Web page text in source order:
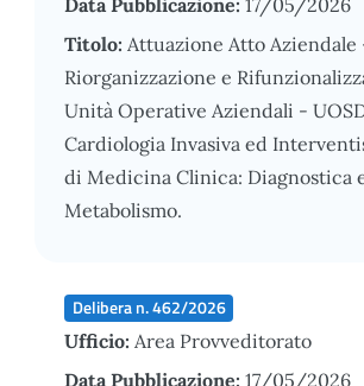
Titolo: Attuazione Atto Aziendale
Riorganizzazione e
Unità Operative Aziendali -
Cardiologia Invasiva ed
di Medicina Clinica: Diagnostica
Metabolismo.
Delibera n. 462/2026
Ufficio: Area Provveditorato
Data Pubblicazione: 17/05/2026